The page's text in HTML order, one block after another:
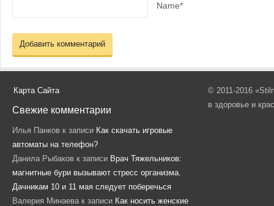
Name*
Карта Сайта
Свежие комментарии
Илья Панков к записи Как скачать игровые
автоматы на телефон?
Данила Рыбаков к записи Врач Тяжельников:
магнитные бури вызывают стресс организма.
Дачникам 10 и 11 мая следует поберечься
Валерия Минаева к записи Как носить женские
© 2011-2016
в здоровье и